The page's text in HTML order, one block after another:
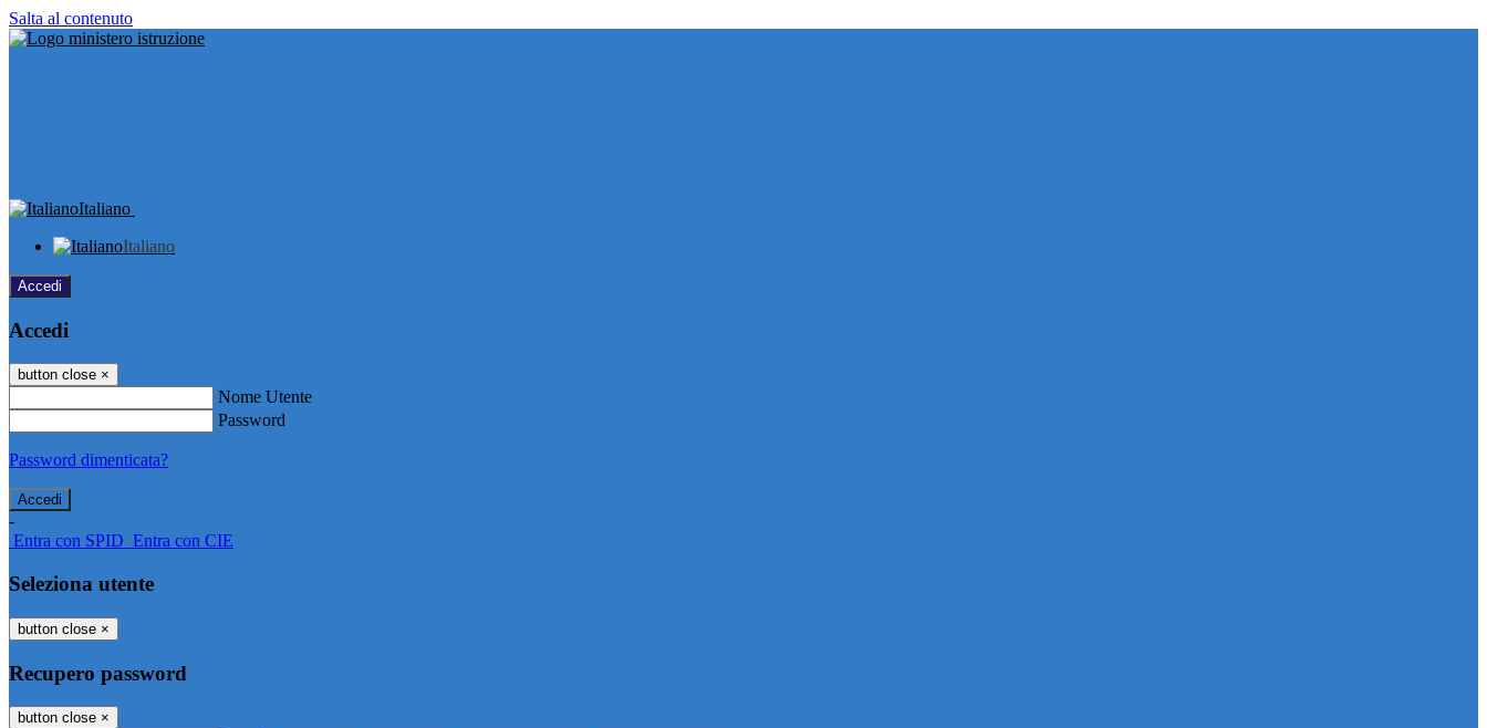
Salta al contenuto
Italiano
Italiano
Accedi
Accedi
button close ×
Nome Utente
Password
Password dimenticata?
-
Entra con SPID Entra con CIE
Seleziona utente
button close ×
Recupero password
button close ×